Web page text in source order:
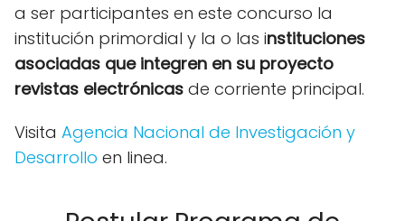
a ser participantes en este concurso la
institución primordial y la o las instituciones
asociadas que integren en su proyecto
revistas electrónicas de corriente principal.
Visita Agencia Nacional de Investigación y
Desarrollo en linea.